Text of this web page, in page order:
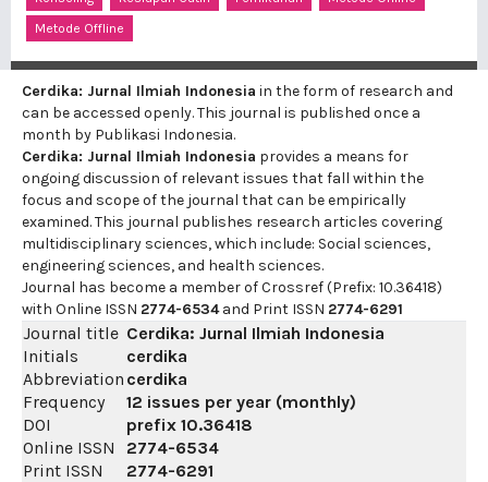
Metode Offline
Cerdika: Jurnal Ilmiah Indonesia in the form of research and
can be accessed openly. This journal is published once a
month by Publikasi Indonesia.
Cerdika: Jurnal Ilmiah Indonesia provides a means for
ongoing discussion of relevant issues that fall within the
focus and scope of the journal that can be empirically
examined. This journal publishes research articles covering
multidisciplinary sciences, which include: Social sciences,
engineering sciences, and health sciences.
Journal has become a member of Crossref (Prefix: 10.36418)
with Online ISSN 2774-6534and Print ISSN 2774-6291
Journal title Cerdika: Jurnal Ilmiah Indonesia
Initials
cerdika
Abbreviation cerdika
Frequency
12 issues per year (monthly)
DOI
prefix 10.36418
Online ISSN
2774-6534
Print ISSN
2774-6291